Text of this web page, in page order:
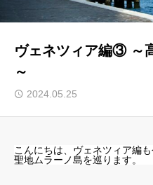
ヴェネツィア編③ ～
～
2024.05.25
こんにちは、ヴェネツィア編
聖地ムラーノ島を巡ります。
ルセップについて
アカデミック英語トレーニング
無料会員向けコンテンツと受講
受講生様専用サイト